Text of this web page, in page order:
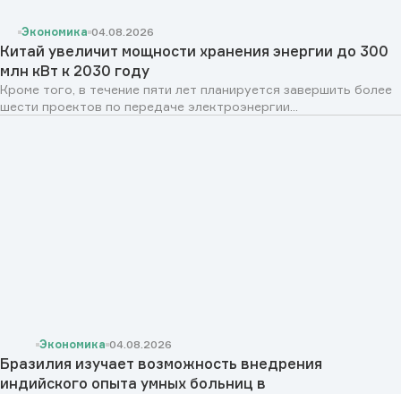
Экономика 04.08.2026
Китай увеличит мощности хранения энергии до 300
млн кВт к 2030 году
Кроме того, в течение пяти лет планируется завершить более
шести проектов по передаче электроэнергии...
Экономика 04.08.2026
Бразилия изучает возможность внедрения
индийского опыта умных больниц в